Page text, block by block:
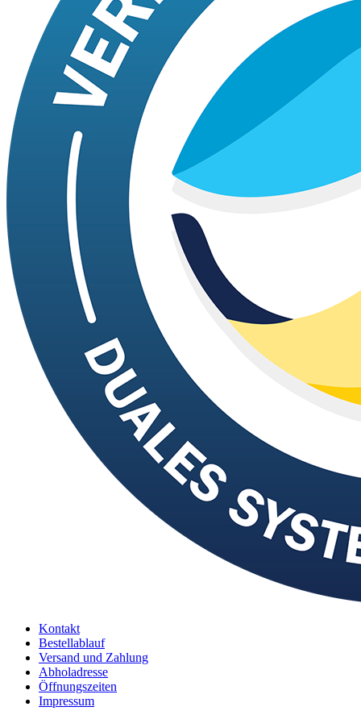
Kontakt
Bestellablauf
Versand und Zahlung
Abholadresse
Öffnungszeiten
Impressum